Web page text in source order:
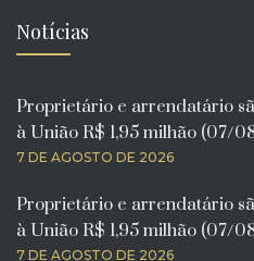
Notícias
Proprietário e arrendatário
à União R$ 1,95 milhão (07/
7 DE AGOSTO DE 2026
Proprietário e arrendatário
à União R$ 1,95 milhão (07/
7 DE AGOSTO DE 2026